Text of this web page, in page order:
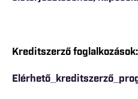
Kreditszerző foglalkozások: